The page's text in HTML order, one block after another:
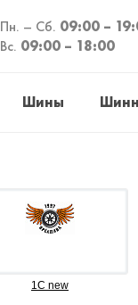
Пн. – Сб. 09:00 –
Вс. 09:00 – 18:00
Шины
1C new